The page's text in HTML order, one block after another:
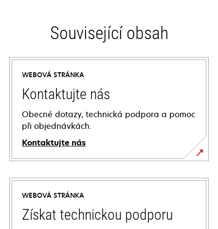
Související obsah
WEBOVÁ STRÁNKA
Kontaktujte nás
Obecné dotazy, technická podpora a pomoc
při objednávkách.
Kontaktujte nás
WEBOVÁ STRÁNKA
Získat technickou podporu